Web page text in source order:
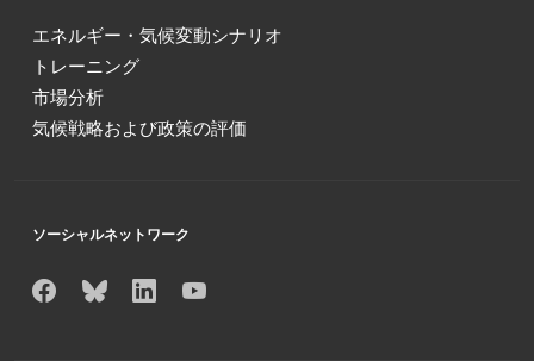
エネルギー・気候変動シナリオ
トレーニング
市場分析
気候戦略および政策の評価
ソーシャルネットワーク